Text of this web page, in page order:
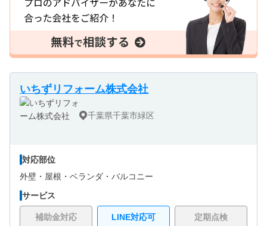
いちずリフォーム株式会社
千葉県千葉市緑区
対応部位
外壁・ 屋根・ ベランダ・バルコニー
サービス
補助金対応 LINE対応可 定期点検